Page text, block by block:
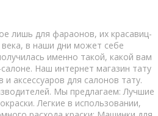
лишь для фараонов, их красавиц-
в наши дни может себе
именно такой, какой вам
Наш интернет магазин тату
аксессуаров для салонов тату.
Мы предлагаем: Лучшие
Легкие в использовании,